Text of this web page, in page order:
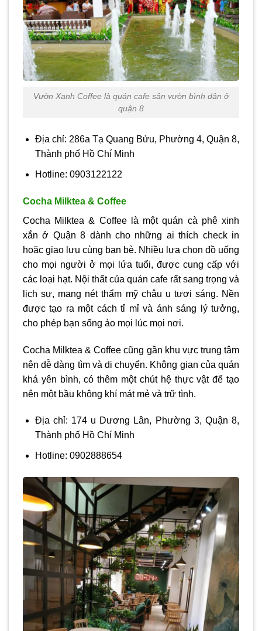
Vườn Xanh Coffee là quán cafe sân vườn bình dân ở
quận 8
Địa chỉ: 286a Tạ Quang Bửu, Phường 4, Quận 8,
Thành phố Hồ Chí Minh
Hotline: 0903122122
Cocha Milktea & Coffee
Cocha Milktea & Coffee là một quán cà phê xinh
xắn ở Quận 8 dành cho những ai thích check in
hoặc giao lưu cùng bạn bè. Nhiều lựa chọn đồ uống
cho mọi người ở mọi lứa tuổi, được cung cấp với
các loại hạt. Nội thất của quán cafe rất sang trọng và
lịch sự, mang nét thẩm mỹ châu u tươi sáng. Nền
được tạo ra một cách tỉ mỉ và ánh sáng lý tưởng,
cho phép bạn sống ảo mọi lúc mọi nơi.
Cocha Milktea & Coffee cũng gần khu vực trung tâm
nên dễ dàng tìm và di chuyển. Không gian của quán
khá yên bình, có thêm một chút hệ thực vật để tạo
nên một bầu không khí mát mẻ và trữ tình.
Địa chỉ: 174 u Dương Lân, Phường 3, Quận 8,
Thành phố Hồ Chí Minh
Hotline: 0902888654